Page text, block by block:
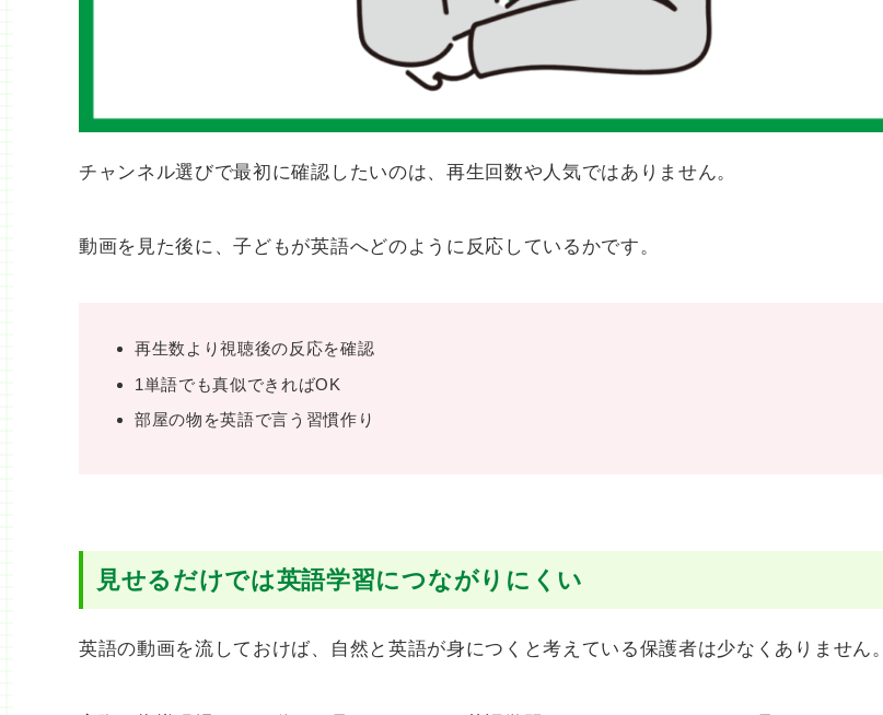
チャンネル選びで最初に確認したいのは、再生回数や人気ではありません。
動画を見た後に、子どもが英語へどのように反応しているかです。
再生数より視聴後の反応を確認
1単語でも真似できればOK
部屋の物を英語で言う習慣作り
見せるだけでは英語学習につながりにくい
英語の動画を流しておけば、自然と英語が身につくと考えている保護者は少なくありません。